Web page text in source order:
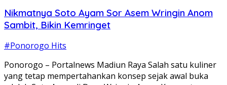
Nikmatnya Soto Ayam Sor Asem Wringin Anom
Sambit, Bikin Kemringet
#Ponorogo Hits
Ponorogo – Portalnews Madiun Raya Salah satu kuliner
yang tetap mempertahankan konsep sejak awal buka